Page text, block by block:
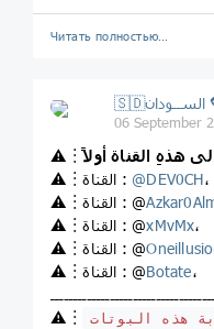
Читать полностью…
06 September
⚠️︙
⚠️︙القناة : @DEV0CH،
⚠️︙القناة : @
⚠️︙القناة : @xMvMx،
⚠️︙القناة : @
⚠️︙القناة : @Botate،
⚠️︙